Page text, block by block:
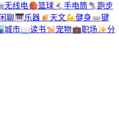
无线电🏀篮球🔦手电筒👟跑步
聊🎹乐器🪐天文💪健身⌨️键
城市📖读书🐕宠物💼职场✨分